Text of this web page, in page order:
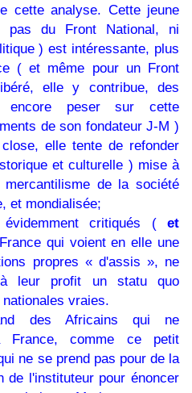
cette analyse. Cette jeune
du Front National, ni
) est intéressante, plus
( et même pour un Front
elle y contribue, des
encore peser sur cette
de son fondateur J-M )
elle tente de refonder
et culturelle ) mise à
de la société
et mondialisée;
critiqués ( et
qui voient en elle une
propres « d'assis », ne
leur profit un statu quo
vraies.
des Africains qui ne
France, comme ce petit
ne se prend pas pour de la
de l'instituteur pour énoncer